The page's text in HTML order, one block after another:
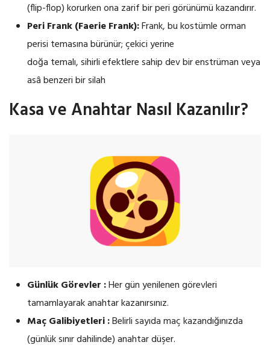
(flip-flop) korurken ona zarif bir peri görünümü kazandırır.
Peri Frank (Faerie Frank):Frank, bu kostümle orman
perisi temasına bürünür; çekici yerine
doğa temalı, sihirli efektlere sahip dev bir enstrüman veya
asâ benzeri bir silah
Kasa ve Anahtar Nasıl Kazanılır?
Günlük Görevler :Her gün yenilenen görevleri
tamamlayarak anahtar kazanırsınız.
Maç Galibiyetleri :Belirli sayıda maç kazandığınızda
(günlük sınır dahilinde) anahtar düşer.